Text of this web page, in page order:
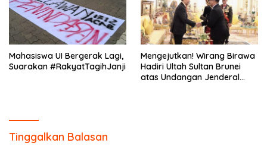
Mahasiswa UI Bergerak Lagi,
Suarakan #RakyatTagihJanji
Mengejutkan! Wirang Birawa
Hadiri Ultah Sultan Brunei
atas Undangan Jenderal
Tinggalkan Balasan